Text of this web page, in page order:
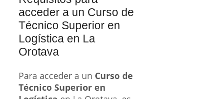
acceder a un Curso de
Técnico Superior en
Logística en La
Orotava
Para acceder a un Curso de
Técnico Superior en